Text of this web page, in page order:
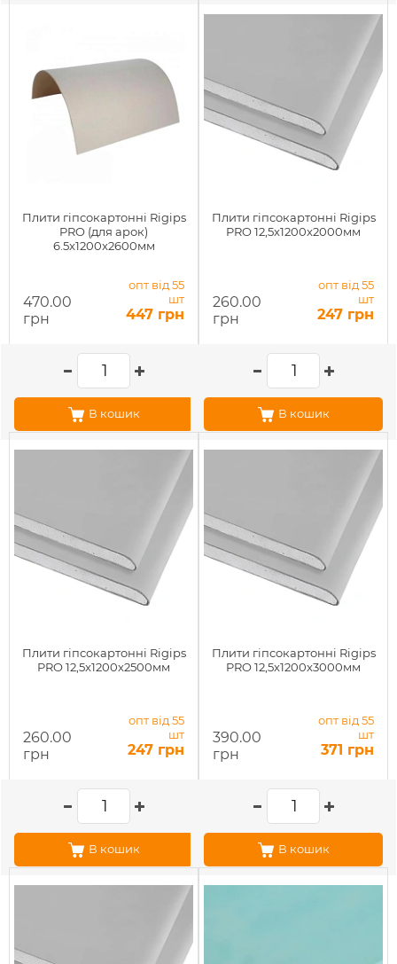
Плити гіпсокартонні Rigips
PRO (для арок)
6.5x1200x2600мм
470.00
грн
опт від 55
шт
447 грн
В кошик
Плити гіпсокартонні Rigips
PRO 12,5x1200x2000мм
260.00
грн
опт від 55
шт
247 грн
В кошик
Плити гіпсокартонні Rigips
PRO 12,5x1200x2500мм
260.00
грн
опт від 55
шт
247 грн
В кошик
Плити гіпсокартонні Rigips
PRO 12,5x1200x3000мм
390.00
грн
опт від 55
шт
371 грн
В кошик